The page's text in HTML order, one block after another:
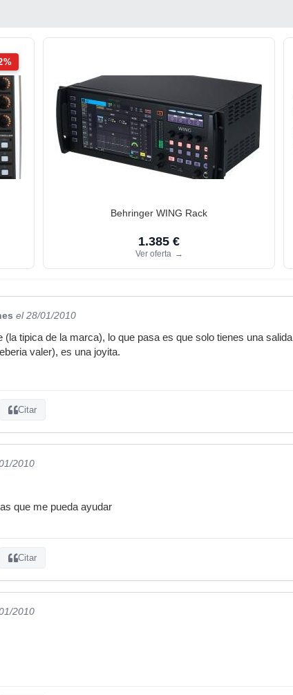
Behringer WING Rack
1.385 €
Ver oferta →
el 28/01/2010
(la tipica de la marca), lo que pasa es que solo tienes una
valer), es una joyita.
Citar
2010
que me pueda ayudar
Citar
2010